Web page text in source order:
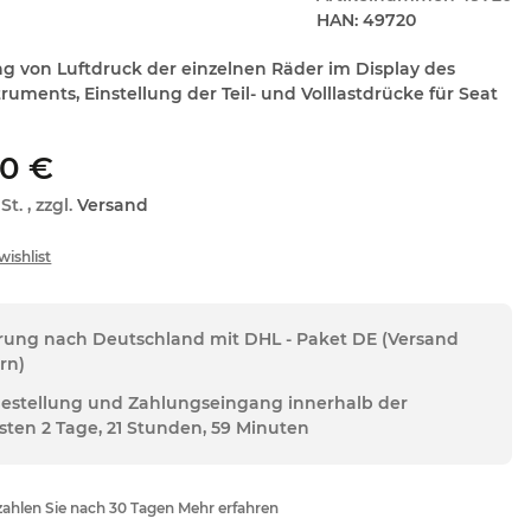
HAN: 49720
von Luftdruck der einzelnen Räder im Display des
Einstellung der Teil- und Volllastdrücke für Seat
€
, zzgl.Versand
nach Deutschland mit DHL - Paket DE (Versand
und Zahlungseingang innerhalb der
2 Tage, 21 Stunden, 59 Minuten
Sie nach 30 Tagen Mehr erfahren